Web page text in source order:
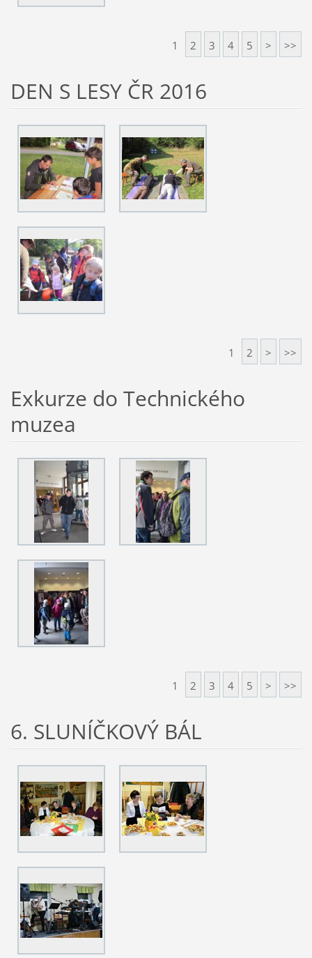
1 2 3 4 5 > >>
DEN S LESY ČR 2016
1 2 > >>
Exkurze do Technického
muzea
1 2 3 4 5 > >>
6. SLUNÍČKOVÝ BÁL